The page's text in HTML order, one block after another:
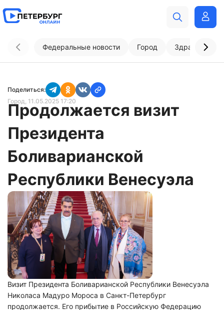
Федеральные новости Город
Поделиться:
Город, 11.05.2025 17:20
Продолжается визит
Президента
Боливарианской
Республики Венесуэла
Визит Президента Боливарианской Республики Венесуэла
Николаса Мадуро Мороса в Санкт-Петербург
продолжается. Его прибытие в Российскую Федерацию